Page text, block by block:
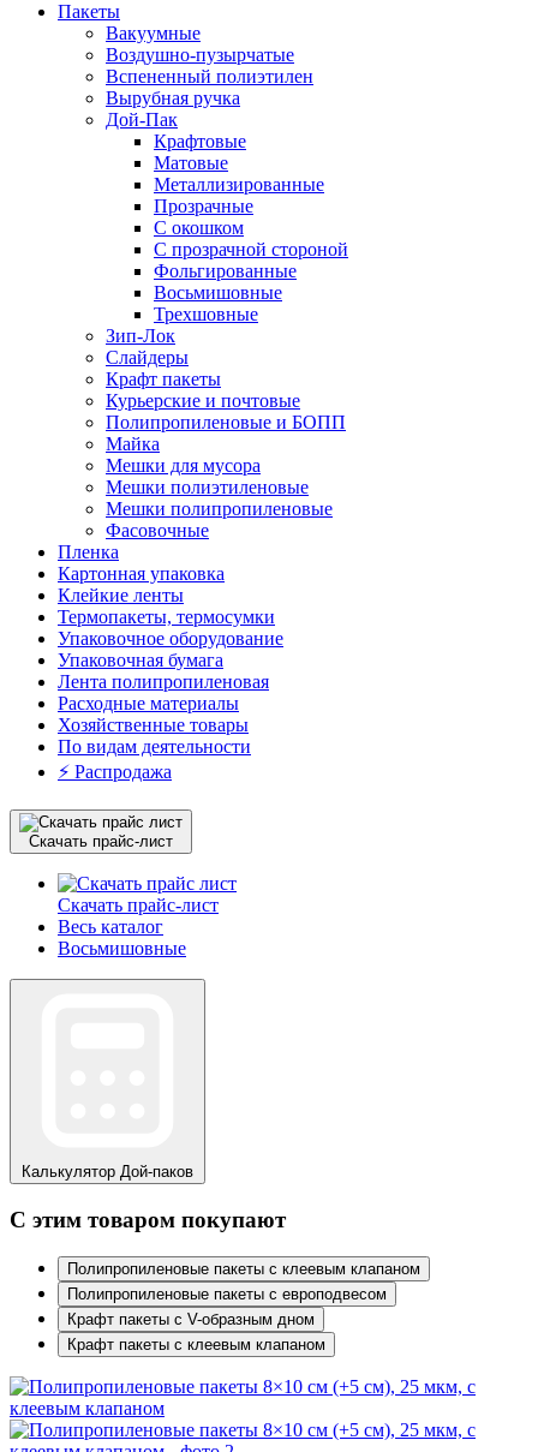
Пакеты
Вакуумные
Воздушно-пузырчатые
Вспененный полиэтилен
Вырубная ручка
Дой-Пак
Крафтовые
Матовые
Металлизированные
Прозрачные
С окошком
С прозрачной стороной
Фольгированные
Восьмишовные
Трехшовные
Зип-Лок
Слайдеры
Крафт пакеты
Курьерские и почтовые
Полипропиленовые и БОПП
Майка
Мешки для мусора
Мешки полиэтиленовые
Мешки полипропиленовые
Фасовочные
Пленка
Картонная упаковка
Клейкие ленты
Термопакеты, термосумки
Упаковочное оборудование
Упаковочная бумага
Лента полипропиленовая
Расходные материалы
Хозяйственные товары
По видам деятельности
⚡️ Распродажа
Скачать прайс-лист
Скачать прайс-лист
Весь каталог
Восьмишовные
Калькулятор Дой-паков
С этим товаром покупают
Полипропиленовые пакеты с клеевым клапаном
Полипропиленовые пакеты с европодвесом
Крафт пакеты с V-образным дном
Крафт пакеты с клеевым клапаном